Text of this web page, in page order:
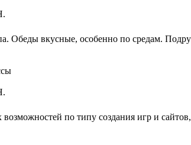
вкусные, особенно по средам.
по типу создания игр и